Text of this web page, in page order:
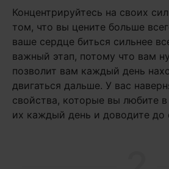
Концентрируйтесь на своих
том, что вы цените больше
ваше сердце биться сильнее
важный этап, потому что вам
позволит вам каждый день
двигаться дальше. У вас
свойства, которые вы любите в
их каждый день и доводите до